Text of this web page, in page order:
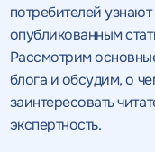
потребителей
опубликованным
Рассмотрим
блога и обсудим, о
заинтересовать
экспертность.